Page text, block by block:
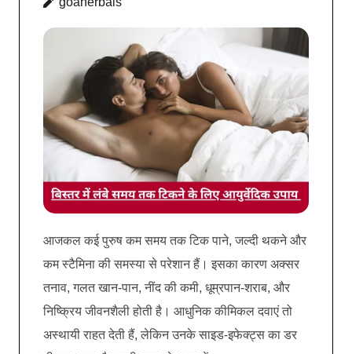
आजकल कई पुरुष कम समय तक टिक पाने, जल्दी थकने और
कम स्टैमिना की समस्या से परेशान हैं। इसका कारण अक्सर
तनाव, गलत खान-पान, नींद की कमी, धूम्रपान-शराब, और
निष्क्रिय जीवनशैली होती है। आधुनिक कीमिकल दवाएं तो
अस्थायी राहत देती हैं, लेकिन उनके साइड-इफेक्ट्स का डर